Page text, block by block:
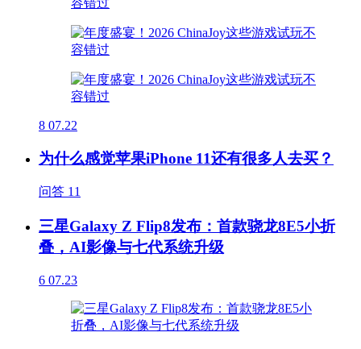
8 07.22
为什么感觉苹果iPhone 11还有很多人去买？
问答 11
三星Galaxy Z Flip8发布：首款骁龙8E5小折
叠，AI影像与七代系统升级
6 07.23